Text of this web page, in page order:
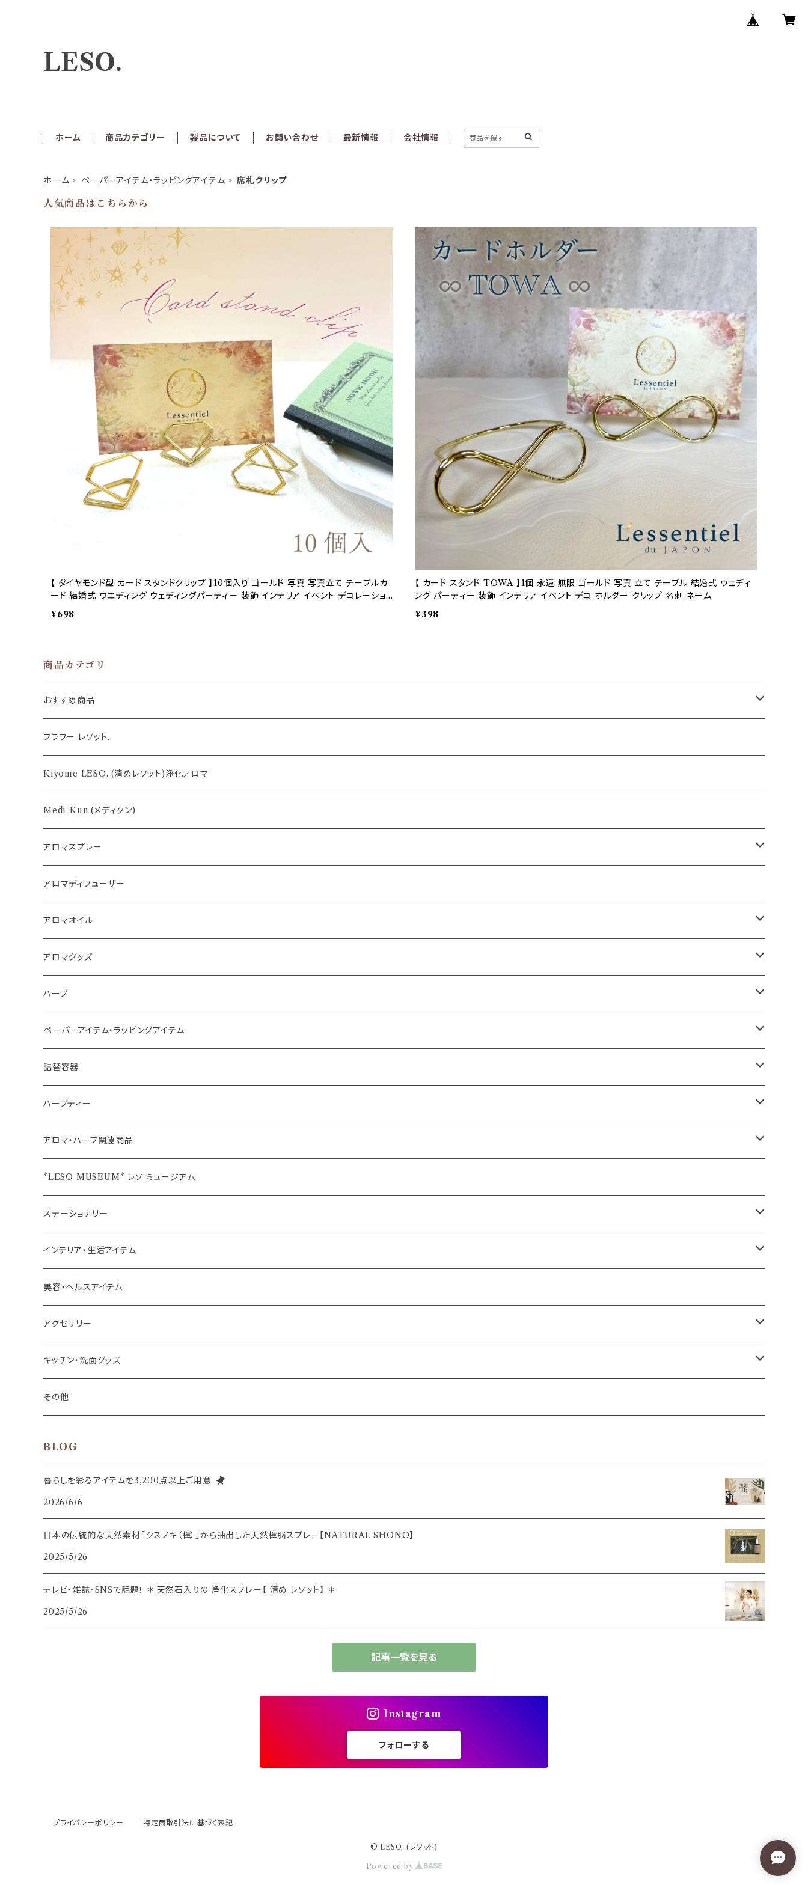
LESO.
ホーム 商品カテゴリー 製品について お問い合わせ 最新情報 会社情報
ホーム ペーパーアイテム・ラッピングアイテム 席札クリップ
人気商品はこちらから
【 ダイヤモンド型 カード スタンドクリップ 】10個入り ゴールド 写真 写真立て テーブルカ
ード 結婚式 ウエディング ウェディングパーティー 装飾 インテリア イベント デコレーショ
ン ダイヤ 宝石 ホルダー ゼムクリップ 名刺 カード ネームプレート
¥698
【 カード スタンド TOWA 】1個 永遠 無限 ゴールド 写真 立て テーブル 結婚式 ウェディ
ング パーティー 装飾 インテリア イベント デコ ホルダー クリップ 名刺 ネーム
¥398
商品カテゴリ
おすすめ商品
気になる虫対策に
薄荷の香りで体感温度-4℃ !? スースーシリーズ
パロサント
フラワー レソット.
Kiyome LESO. (清めレソット)浄化アロマ
Medi-Kun (メディクン)
アロマスプレー
目的で選ぶ
蒸し暑い夏やリフレッシュに
消臭に（用途：空間や衣服）
FLOWER LESO. フラワレソット
Kiyome LESO. キヨメ レソット
体感-4℃ !? 薄荷をブレンドしたアロマスプレー
AroMachi アロマチ 町の香り
Mask&Pillow Aroma
アロマディフューザー
アロマオイル
エッセンシャルオイル
シングル
ブレンド
キャリアオイル
アロマグッズ
エッセンシャルオイル
ディフューザー
ハーブ
サシェ・香り袋
ハーブティー
シングル
ブレンド
箱入りアソート
キャンディー
ペーパーアイテム・ラッピングアイテム
シーリングワックス シール
ペーパークリップ
ウェルカムボード・装飾
席札クリップ
プチギフト
詰替容器
ロールオンボトル
スプレーボトル
スポイトボトル
精油用ボトル
ポンプ式ボトル
リップ容器
スクリュー容器
チューブ
スライドケース
ハーブティー
ブレンド
ジュエル オブ ビューティー
美人さんのハーブティー
シングル
アロマ・ハーブ関連商品
エッセンシャルオイル
シングル
ブレンド
クラフト器材・道具
キャリアオイル・ワックス
道具
お香・サシェ・キャンドル
線香
サシェ・香り袋
ディフューザー
アロマオイルウォーマー
アロマストーン
*LESO MUSEUM* レソ ミュージアム
ステーショナリー
デザインクリップ
記号（ハート,星,etc）
音楽・楽器
ミニサイズ
大きめサイズ
50個以上の大容量
ページオープナー・ワイドクリップ
ポストカード・メッセージカード
フック・マグネット・画鋲
ステッカー・マスキングテープ・付箋
筆記用具
インテリア・生活アイテム
オブジェ
キャンドル・お香
ウォールアイテム
フック・マグネット・画鋲
収納・小物トレー
スマホアイテム
美容・ヘルスアイテム
アクセサリー
ブローチ・ピンバッチ
ピアス
ブレスレット
キッチン・洗面グッズ
カトラリー
その他
BLOG
暮らしを彩るアイテムを3,200点以上ご用意
2026/6/6
日本の伝統的な天然素材「クスノキ（樟）」から抽出した天然樟脳スプレー【NATURAL SHONO】
2025/5/26
テレビ・雑誌・SNSで話題！ ＊ 天然石入りの 浄化スプレー【 清め レソット】 ＊
2025/5/26
記事一覧を見る
Instagram
フォローする
プライバシーポリシー 特定商取引法に基づく表記
© LESO. (レソット)
Powered by